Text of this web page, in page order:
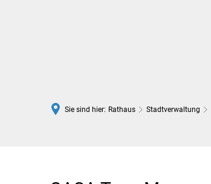
Sie sind hier: Rathaus Stadtverwaltung